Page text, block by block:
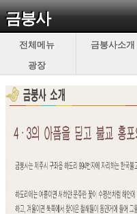
금붕사
전체메뉴 금붕사소개
광장